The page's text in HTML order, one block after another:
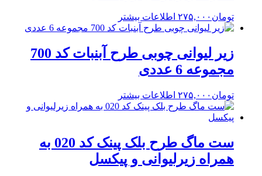
تومان ۲۷۵,۰۰۰ اطلاعات بیشتر
زیر لیوانی چوبی طرح آبنبات کد 700
مجموعه 6 عددی
تومان ۲۷۵,۰۰۰ اطلاعات بیشتر
ست ماگ طرح بلک پینک کد 020 به
همراه زیرلیوانی و پیکسل